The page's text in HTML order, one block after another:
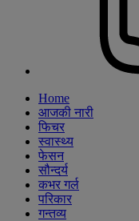
Home
आजकी नारी
फिचर
स्वास्थ्य
फेसन
सौन्दर्य
कभर गर्ल
परिकार
गन्तव्य